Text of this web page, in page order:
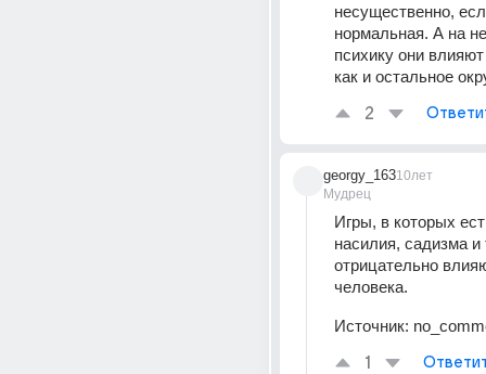
несущественно,
нормальная. А на
психику они
как и остальное
2
georgy_163
Мудрец
10лет
Игры, в которых
насилия, садизма и
отрицательно
человека.
Источник:
1